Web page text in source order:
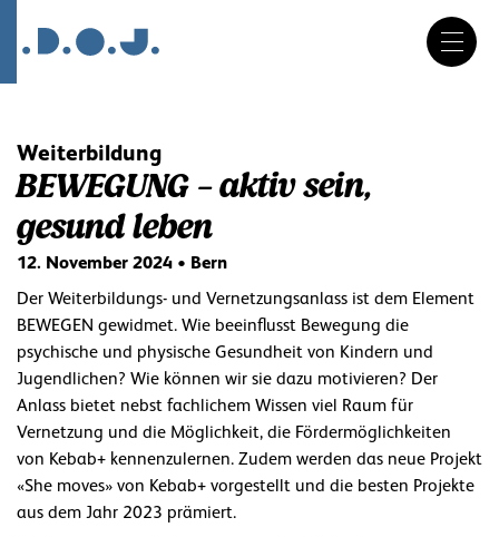
überspringen
Weiterbildung
BEWEGUNG – aktiv sein,
gesund leben
12. November 2024 • Bern
Der Weiterbildungs- und Vernetzungsanlass ist dem Element
BEWEGEN gewidmet. Wie beeinflusst Bewegung die
psychische und physische Gesundheit von Kindern und
Jugendlichen? Wie können wir sie dazu motivieren? Der
Anlass bietet nebst fachlichem Wissen viel Raum für
Vernetzung und die Möglichkeit, die Fördermöglichkeiten
von Kebab+ kennenzulernen. Zudem werden das neue Projekt
«She moves» von Kebab+ vorgestellt und die besten Projekte
aus dem Jahr 2023 prämiert.